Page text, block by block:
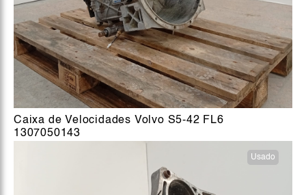
Caixa de Velocidades Volvo S5-42 FL6
1307050143
Usado